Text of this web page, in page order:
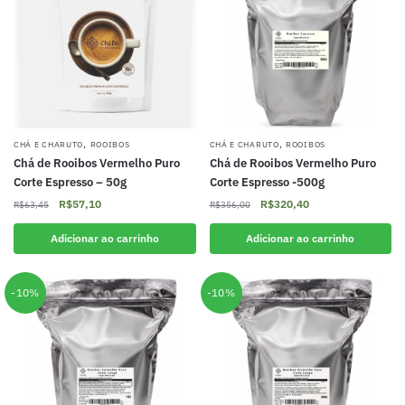
CHÁ E CHARUTO, ROOIBOS
Chá de Rooibos Vermelho Puro
Corte Espresso – 50g
R$63,45
O
original
era:
R$57,10O
atual
é:
Adicionar ao carrinho
CHÁ E CHARUTO,ROOIBOS
Chá de Rooibos Vermelho Puro
Corte Espresso -500g
R$356,00
O
original
era:
R$320,40O
atual
é:
Adicionar ao carrinho
-10% -10%